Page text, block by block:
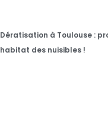
Dératisation à Toulouse :
habitat des nuisibles !